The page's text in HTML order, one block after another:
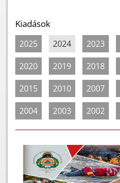
Kiadások
2025 2024 2023
2020
2019 2018
2015
2010 2007
2004
2003 2002